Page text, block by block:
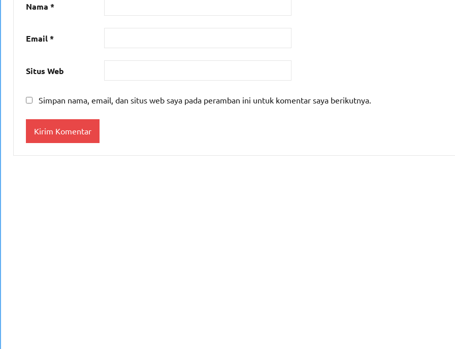
Nama *
Email*
Situs Web
Simpan nama, email, dan situs web saya pada peramban ini untuk komentar saya berikutnya.